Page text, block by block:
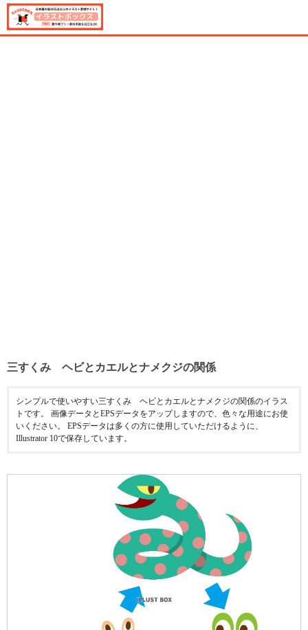
三すくみ ヘビとカエルとナメクジの関係
シンプルで使いやすい三すくみ ヘビとカエルとナメクジの関係のイラス
トです。 画像データとEPSデータをアップしますので、色々な用途にお使
いください。 EPSデータは多くの方に使用していただけるように、
Illustrator 10で保存しています。